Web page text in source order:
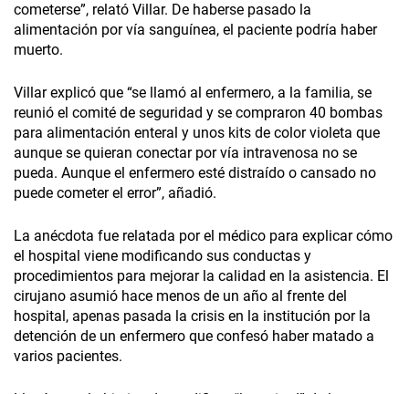
cometerse”, relató Villar. De haberse pasado la
alimentación por vía sanguínea, el paciente podría haber
muerto.
Villar explicó que “se llamó al enfermero, a la familia, se
reunió el comité de seguridad y se compraron 40 bombas
para alimentación enteral y unos kits de color violeta que
aunque se quieran conectar por vía intravenosa no se
pueda. Aunque el enfermero esté distraído o cansado no
puede cometer el error”, añadió.
La anécdota fue relatada por el médico para explicar cómo
el hospital viene modificando sus conductas y
procedimientos para mejorar la calidad en la asistencia. El
cirujano asumió hace menos de un año al frente del
hospital, apenas pasada la crisis en la institución por la
detención de un enfermero que confesó haber matado a
varios pacientes.